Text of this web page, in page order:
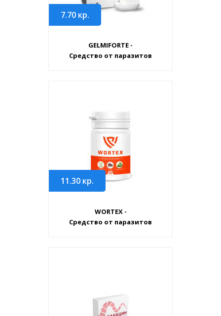
7.70 кр.
GELMIFORTE -
Средство от паразитов
11.30 кр.
WORTEX -
Средство от паразитов